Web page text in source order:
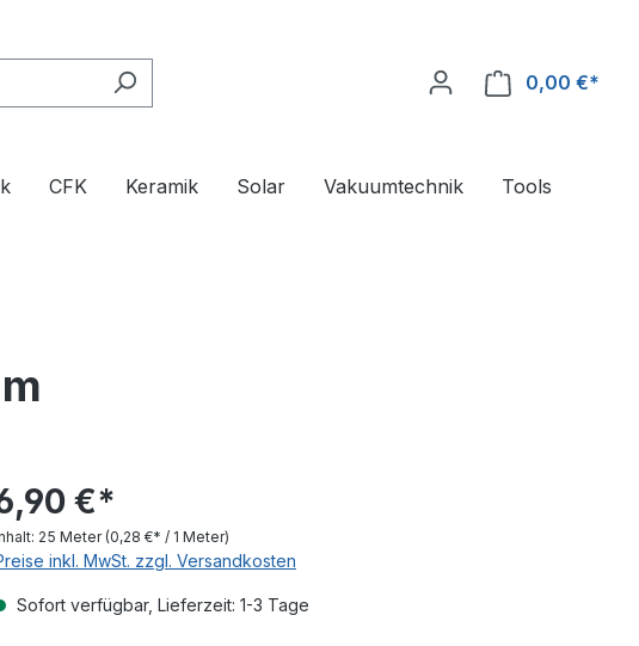
0,00 €*
CFK Keramik Solar Vakuumtechnik Tools
€*
25 Meter (0,28 €* / 1 Meter)
inkl. MwSt. zzgl. Versandkosten
Sofort verfügbar, Lieferzeit: 1-3 Tage